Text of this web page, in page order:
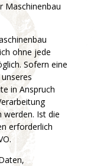
Maschinenbau
ohne jede
Sofern eine
in Anspruch
Ist die
erforderlich